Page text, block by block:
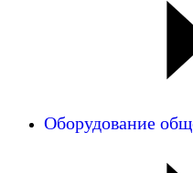
Оборудование